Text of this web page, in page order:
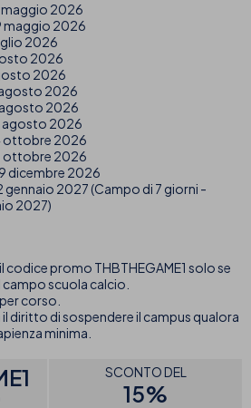
2026
maggio 2026
2026
2026
2026
2026
2026
agosto 2026
ottobre 2026
ottobre 2026
dicembre 2026
2027 (Campo di 7 giorni -
2027)
promo THBTHEGAME1 solo se
scuola calcio.
corso.
il diritto di sospendere il campus qualora
minima.
SCONTO DEL
15%